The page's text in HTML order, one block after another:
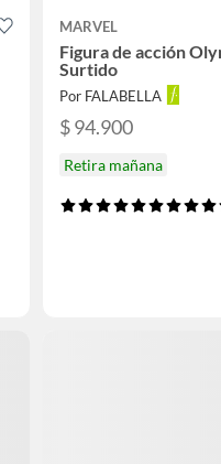
MARVEL
Figura de acción
Surtido
Por FALABELLA
$ 94.900
Retira mañana